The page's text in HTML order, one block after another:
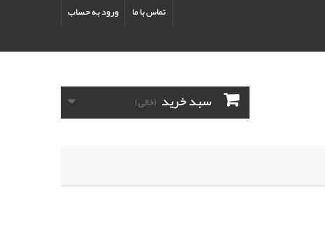
ورود به حساب تماس با ما
سبد خرید (خالی)